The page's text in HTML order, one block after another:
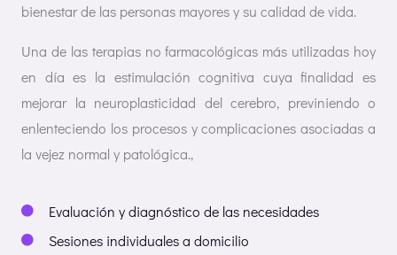
bienestar de las personas mayores y su calidad de vida.
Una de las terapias no farmacológicas más utilizadas hoy
en día es la estimulación cognitiva cuya finalidad es
mejorar la neuroplasticidad del cerebro, previniendo o
enlenteciendo los procesos y complicaciones asociadas a
la vejez normal y patológica.,
Evaluación y diagnóstico de las necesidades
Sesiones individuales a domicilio